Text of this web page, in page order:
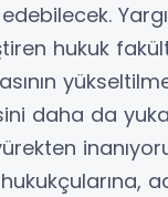
hukuk
daha da